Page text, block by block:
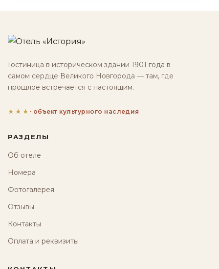
Гостиница в историческом здании 1901 года в
самом сердце Великого Новгорода — там, где
прошлое встречается с настоящим.
★★★ · объект культурного наследия
РАЗДЕЛЫ
Об отеле
Номера
Фотогалерея
Отзывы
Контакты
Оплата и реквизиты